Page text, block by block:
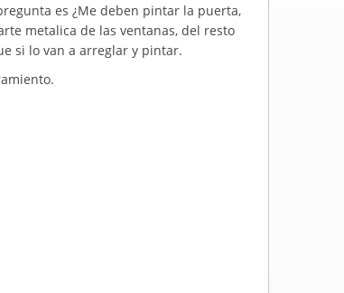
es ¿Me deben pintar la puerta,
metalica de las ventanas, del resto
si lo van a arreglar y pintar.